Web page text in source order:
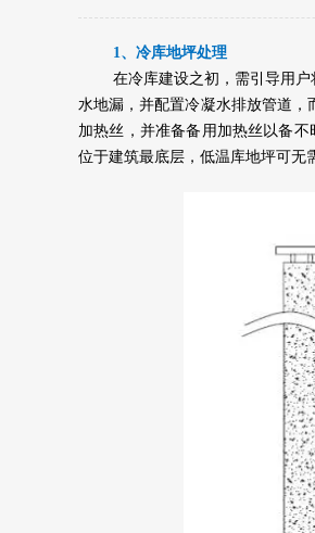
1、冷库地坪处理
在冷库建设之初，需引导用
水地漏，并配置冷凝水排放管道
加热丝，并准备备用加热丝以备
位于建筑最底层，低温库地坪可无